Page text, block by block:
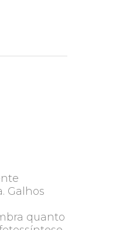
Galhos
quanto